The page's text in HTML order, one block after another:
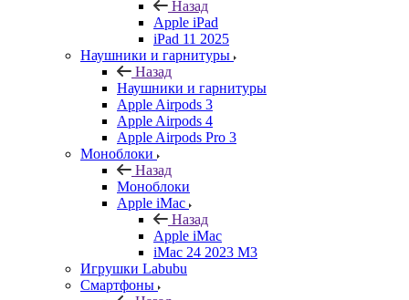
Назад
Apple iPad
iPad 11 2025
Наушники и гарнитуры
Назад
Наушники и гарнитуры
Apple Airpods 3
Apple Airpods 4
Apple Airpods Pro 3
Моноблоки
Назад
Моноблоки
Apple iMac
Назад
Apple iMac
iMac 24 2023 M3
Игрушки Labubu
Смартфоны